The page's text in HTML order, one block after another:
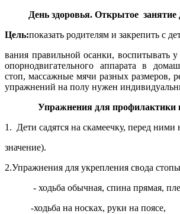
День здоровья. Открытое занятие
Цель:показать родителям и закрепить с
вания правильной осанки, воспитывать
опорнодвигательного аппарата в
стоп, массажные мячи разных размеров,
упражнений на полу нужен
Упражнения для профилактики
1. Дети садятся на скамеечку, перед
значение).
2.Упражнения для укрепления свода
- ходьба обычная, спина прямая,
-ходьба на носках, руки на поясе,